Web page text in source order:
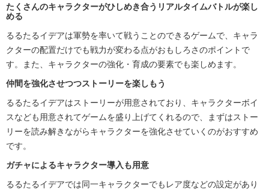
たくさんのキャラクターがひしめき合うリアルタイムバトルが楽し
める
るるたるイデアは軍勢を率いて戦うことのできるゲームで、キャラ
クターの配置だけでも戦力が変わる点がおもしろさのポイントで
す。また、キャラクターの強化・育成の要素でも楽しめます。
仲間を強化させつつストーリーを楽しもう
るるたるイデアはストーリーが用意されており、キャラクターボイ
スなども用意されてゲームを盛り上げてくれるので、まずはストー
リーを読み解きながらキャラクターを強化させていくのがおすすめ
です。
ガチャによるキャラクター導入も用意
るるたるイデアでは同一キャラクターでもレア度などの設定があり